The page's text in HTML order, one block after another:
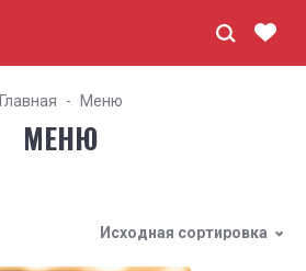
Главная Меню
МЕНЮ
Исходная сортировка